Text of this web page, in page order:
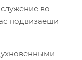
во
подвизаеши